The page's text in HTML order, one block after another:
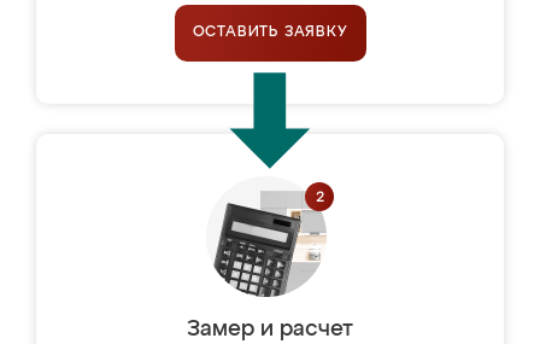
ОСТАВИТЬ ЗАЯВКУ
Замер и расчет